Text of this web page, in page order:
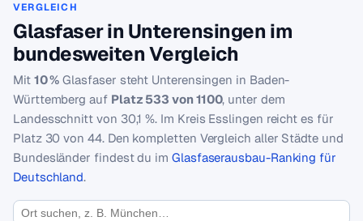
VERGLEICH
Glasfaser in Unterensingen im
bundesweiten Vergleich
Mit 10 % Glasfaser steht Unterensingen in Baden-
Württemberg auf Platz 533 von 1100, unter dem
Landesschnitt von 30,1 %. Im Kreis Esslingen reicht es für
Platz 30 von 44. Den kompletten Vergleich aller Städte und
Bundesländer findest du im Glasfaserausbau-Ranking für
Deutschland.